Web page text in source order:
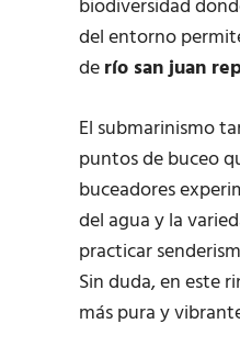
biodiversidad
del entorno
derío san juan
El submarinismo
puntos de buceo
buceadores
del agua y la
practicar
Sin duda, en este
más pura y